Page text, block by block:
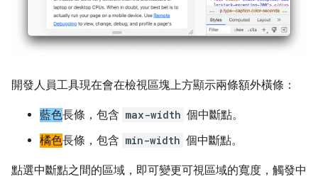
開發人員工具現在會在檢視區塊上方顯示兩條額外橫條：
藍色長條，包含 max-width 個中斷點。
橘色長條，包含 min-width 個中斷點。
點選中斷點之間的區域，即可變更可視區域的寬度，觸發中